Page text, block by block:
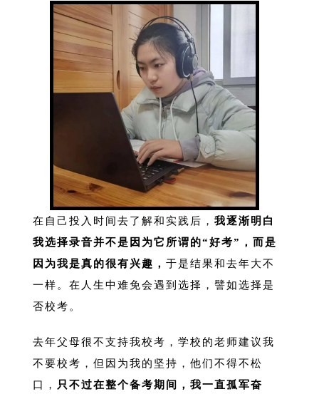
在自己投入时间去了解和实践后， 我逐渐明白
我选择录音并不是因为它所谓的“好考”，而是
因为我是真的很有兴趣， 于是结果和去年大不
一样。 在人生中难免会遇到选择，譬如选择是
否校考。
去年父母很不支持我校考，学校的老师建议我
不要校考，但因为我的坚持，他们不得不松
口，
只不过在整个备考期间，我一直孤军奋